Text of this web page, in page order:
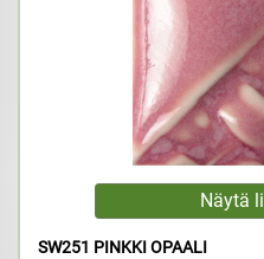
SW251 PINKKI OPAALI